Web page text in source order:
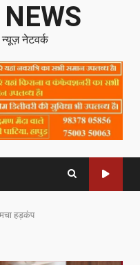
नेटवर्क
हड़कंप